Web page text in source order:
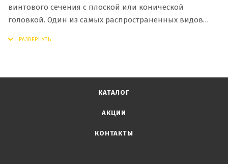
винтового сечения с плоской или конической
головкой. Один из самых распространенных видов
КАТАЛОГ
АКЦИИ
КОНТАКТЫ